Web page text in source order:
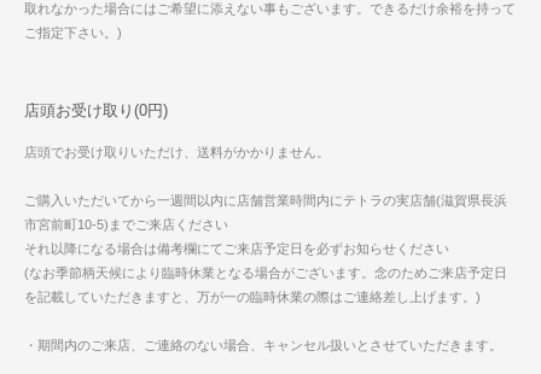
取れなかった場合にはご希望に添えない事もございます。できるだけ余裕を持って
ご指定下さい。)
店頭お受け取り(0円)
店頭でお受け取りいただけ、送料がかかりません。
ご購入いただいてから一週間以内に店舗営業時間内にテトラの実店舗(滋賀県長浜
市宮前町10-5)までご来店ください
それ以降になる場合は備考欄にてご来店予定日を必ずお知らせください
(なお季節柄天候により臨時休業となる場合がございます。念のためご来店予定日
を記載していただきますと、万が一の臨時休業の際はご連絡差し上げます。)
・期間内のご来店、ご連絡のない場合、キャンセル扱いとさせていただきます。